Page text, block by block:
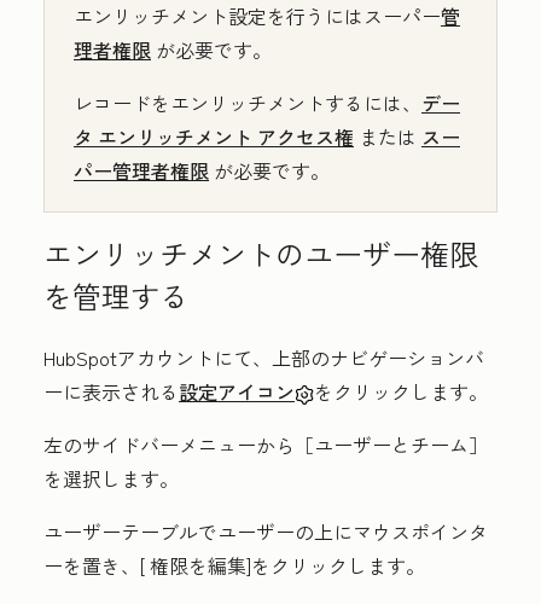
エンリッチメント設定を行うにはスーパー管
理者権限 が必要です。
レコードをエンリッチメントするには、 デー
タ エンリッチメント アクセス権 または スー
パー管理者権限 が必要です。
エンリッチメントのユーザー権限
を管理する
HubSpotアカウントにて、上部のナビゲーションバ
ーに表示される設定アイコン
をクリックします。
左のサイドバーメニューから［ユーザーとチーム］
を選択します。
ユーザーテーブルでユーザーの上にマウスポインタ
ーを置き、[権限を編集]をクリックします。